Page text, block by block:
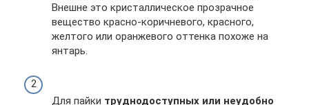
Внешне это кристаллическое прозрачное
вещество красно-коричневого, красного,
желтого или оранжевого оттенка похоже на
янтарь.
Для пайки труднодоступных или неудобно